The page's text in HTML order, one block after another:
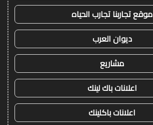
موقع تجاربنا تجارب الحياه
ديوان العرب
مشاريع
اعلانات باك لينك
اعلانات باكلينك